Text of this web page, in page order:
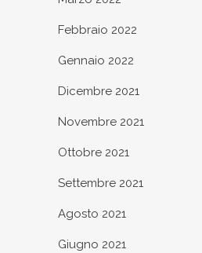
Febbraio 2022
Gennaio 2022
Dicembre 2021
Novembre 2021
Ottobre 2021
Settembre 2021
Agosto 2021
Giugno 2021